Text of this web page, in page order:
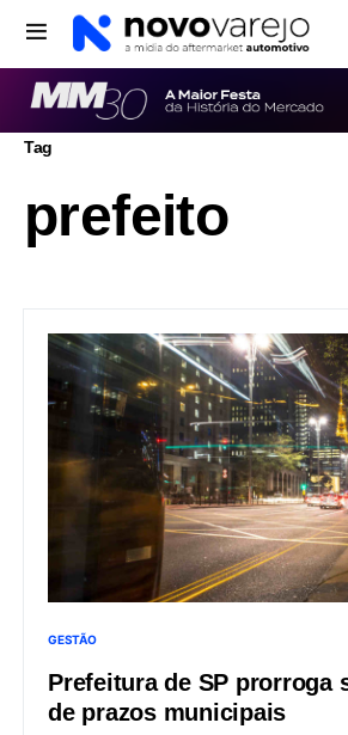
Tag
prefeito
GESTÃO
Prefeitura de SP prorroga
de prazos municipais